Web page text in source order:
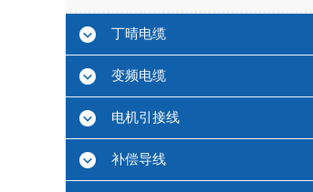
丁晴电缆
变频电缆
电机引接线
补偿导线